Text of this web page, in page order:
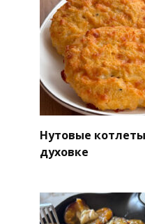
Нутовые
духовке